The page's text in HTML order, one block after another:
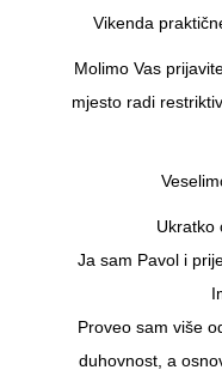
Vikenda
Molimo Vas
mjesto radi
Ukratko
Ja sam Pavol i
Proveo sam više
duhovnost, a